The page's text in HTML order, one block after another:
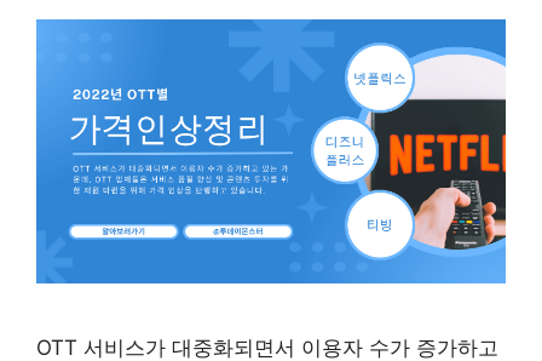
OTT 서비스가 대중화되면서 이용자 수가 증가하고